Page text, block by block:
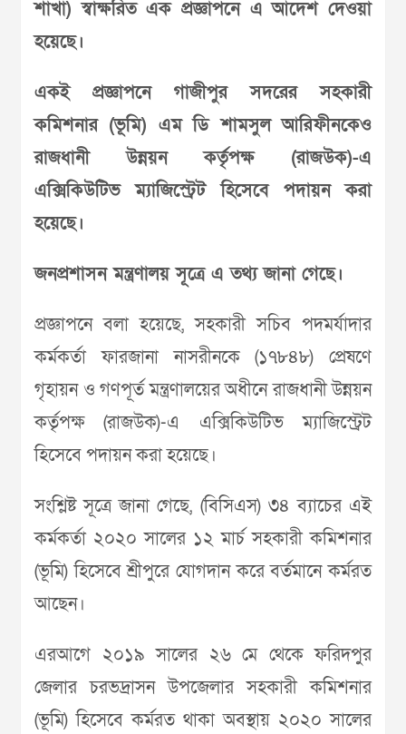
শাখা) স্বাক্ষরিত এক প্রজ্ঞাপনে এ আদেশ দেওয়া
হয়েছে।
একই প্রজ্ঞাপনে গাজীপুর সদরের সহকারী
কমিশনার (ভূমি) এম ডি শামসুল আরিফীনকেও
রাজধানী উন্নয়ন কর্তৃপক্ষ (রাজউক)-এ
এক্সিকিউটিভ ম্যাজিস্ট্রেট হিসেবে পদায়ন করা
হয়েছে।
জনপ্রশাসন মন্ত্রণালয় সূত্রে এ তথ্য জানা গেছে।
প্রজ্ঞাপনে বলা হয়েছে, সহকারী সচিব পদমর্যাদার
কর্মকর্তা ফারজানা নাসরীনকে (১৭৮৪৮) প্রেষণে
গৃহায়ন ও গণপূর্ত মন্ত্রণালয়ের অধীনে রাজধানী উন্নয়ন
কর্তৃপক্ষ (রাজউক)-এ এক্সিকিউটিভ ম্যাজিস্ট্রেট
হিসেবে পদায়ন করা হয়েছে।
সংশ্লিষ্ট সূত্রে জানা গেছে, (বিসিএস) ৩৪ ব্যাচের এই
কর্মকর্তা ২০২০ সালের ১২ মার্চ সহকারী কমিশনার
(ভূমি) হিসেবে শ্রীপুরে যোগদান করে বর্তমানে কর্মরত
আছেন।
এরআগে ২০১৯ সালের ২৬ মে থেকে ফরিদপুর
জেলার চরভদ্রাসন উপজেলার সহকারী কমিশনার
(ভূমি) হিসেবে কর্মরত থাকা অবস্থায় ২০২০ সালের